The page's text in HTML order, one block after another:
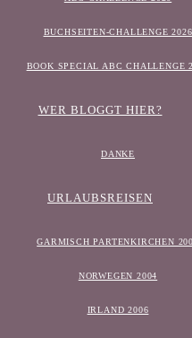
BUCHSEITEN-CHALLENGE 2026
BOOK SPECIAL ABC CHALLENGE
WER BLOGGT HIER?
DANKE
URLAUBSREISEN
GARMISCH PARTENKIRCHEN
NORWEGEN 2004
IRLAND 2006